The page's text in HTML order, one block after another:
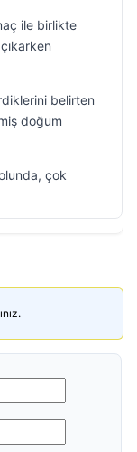
ile birlikte
belirten
doğum
çok